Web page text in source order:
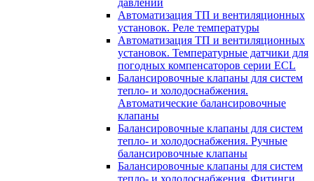
давлений
Автоматизация ТП и вентиляционных
установок. Реле температуры
Автоматизация ТП и вентиляционных
установок. Температурные датчики для
погодных компенсаторов серии ECL
Балансировочные клапаны для систем
тепло- и холодоснабжения.
Автоматические балансировочные
клапаны
Балансировочные клапаны для систем
тепло- и холодоснабжения. Ручные
балансировочные клапаны
Балансировочные клапаны для систем
тепло- и холодоснабжения. Фитинги